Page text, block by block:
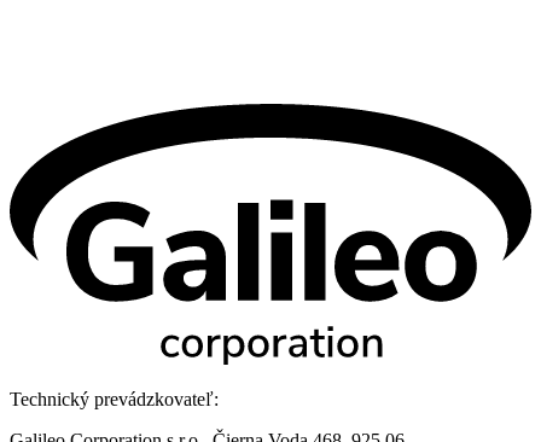
Technický prevádzkovateľ: